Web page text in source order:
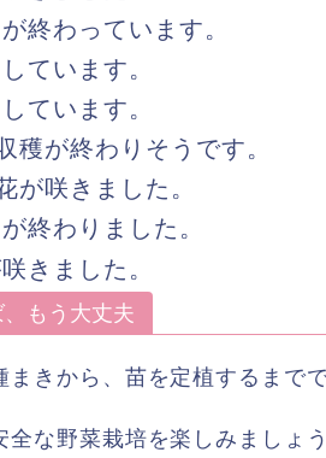
っています。
ます。
ます。
穫が終わりそうです。
が咲きました。
りました。
ました。
もう大丈夫
きから、苗を定植するまでで
な野菜栽培を楽しみましょう